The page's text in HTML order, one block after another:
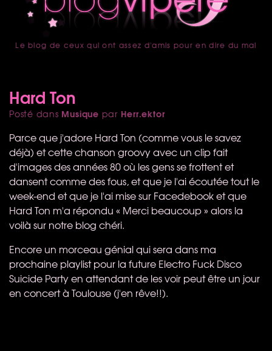
accueil
Le blog de ceux qui ont assez d'amis pour en dire du mal
Hard Ton
Posté dans Musique par Herr.ektor
Parce que j'adore Hard Ton (comme vous le savez
déjà) et cette chanson groovy avec un clip fait
d'images des années 80 où les gens se frottent et
dansent comme des fous, et que je l'ai écoutée tout le
week-end et que je l'ai mise sur Facedebook et que
Hard Ton m'a répondu « Merci beaucoup » alors la
voilà sur notre blog chéri.
Encore un morceau génial qui sera dans ma
prochaine playlist pour la future Electro Fuck Disco
Suicide Party en attendant de les voir peut être un jour
en concert à Toulouse (j'en rêve!!).